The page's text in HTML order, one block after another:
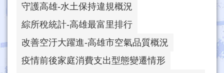
守護高雄-水土保持違規概況
綜所稅統計-高雄最富里排行
改善空汙大躍進-高雄市空氣品質概況
疫情前後家庭消費支出型態變遷情形